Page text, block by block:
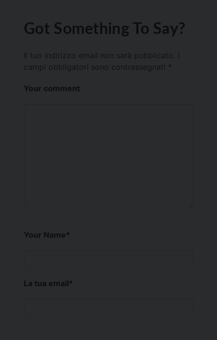
Got Something To Say?
Il tuo indirizzo email non sarà pubblicato.
campi obbligatori sono contrassegnati *
Your comment
Your Name*
La tua email*